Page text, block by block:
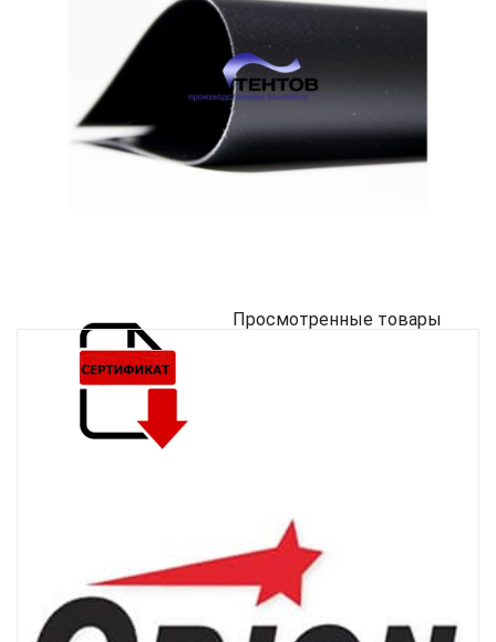
Просмотренные товары